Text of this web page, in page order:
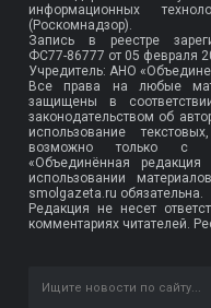
информационных
(Роскомнадзор).
Запись в реестре
ФС77-86777 от 05 февраля
Учредитель: АНО
Все права на любые
защищены в
законодательством об
использование
возможно только с
«Объединённая
использовании
smolgazeta.ru обязательна.
Редакция не несет
комментариях читателей.